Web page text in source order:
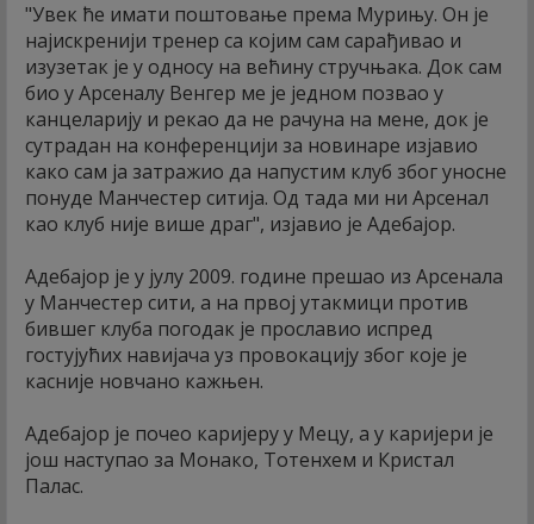
"Увек ће имати поштовање према Мурињу. Он је
најискренији тренер са којим сам сарађивао и
изузетак је у односу на већину стручњака. Док сам
био у Арсеналу Венгер ме је једном позвао у
канцеларију и рекао да не рачуна на мене, док је
сутрадан на конференцији за новинаре изјавио
како сам ја затражио да напустим клуб због уносне
понуде Манчестер ситија. Од тада ми ни Арсенал
као клуб није више драг", изјавио је Адебајор.
Адебајор је у јулу 2009. године прешао из Арсенала
у Манчестер сити, а на првој утакмици против
бившег клуба погодак је прославио испред
гостујућих навијача уз провокацију због које је
касније новчано кажњен.
Адебајор је почео каријеру у Мецу, а у каријери је
још наступао за Монако, Тотенхем и Кристал
Палас.